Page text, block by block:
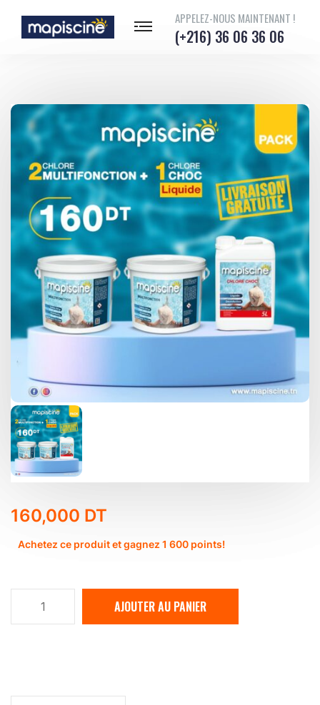
APPELEZ-NOUS MAINTENANT !
(+216) 36 06 36 06
160,000 DT
Achetez ce produit et gagnez 1 600 points!
multifonction
AJOUTER AU PANIER